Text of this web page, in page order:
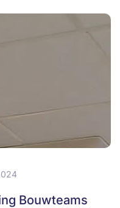
Bouwteams